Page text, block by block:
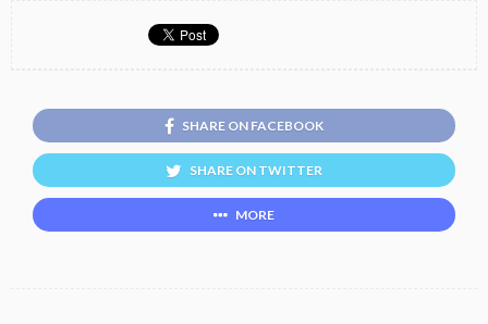
SHARE ON FACEBOOK
SHARE ON TWITTER
MORE